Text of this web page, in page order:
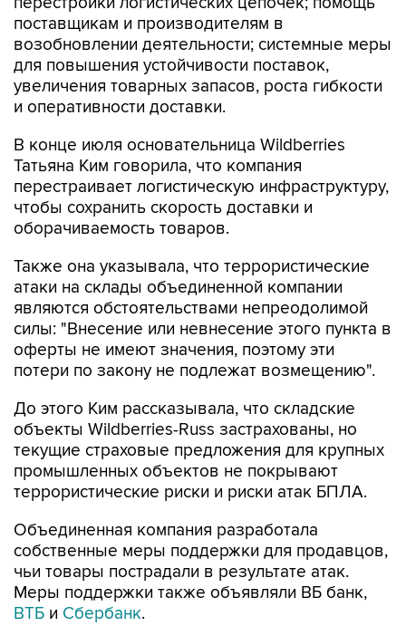
поставщикам и производителям в
возобновлении деятельности; системные меры
для повышения устойчивости поставок,
увеличения товарных запасов, роста гибкости
и оперативности доставки.
В конце июля основательница Wildberries
Татьяна Ким говорила, что компания
перестраивает логистическую инфраструктуру,
чтобы сохранить скорость доставки и
оборачиваемость товаров.
Также она указывала, что террористические
атаки на склады объединенной компании
являются обстоятельствами непреодолимой
силы: "Внесение или невнесение этого пункта в
оферты не имеют значения, поэтому эти
потери по закону не подлежат возмещению".
До этого Ким рассказывала, что складские
объекты Wildberries-Russ застрахованы, но
текущие страховые предложения для крупных
промышленных объектов не покрывают
террористические риски и риски атак БПЛА.
Объединенная компания разработала
собственные меры поддержки для продавцов,
чьи товары пострадали в результате атак.
Меры поддержки также объявляли ВБ банк,
ВТБ и Сбербанк.